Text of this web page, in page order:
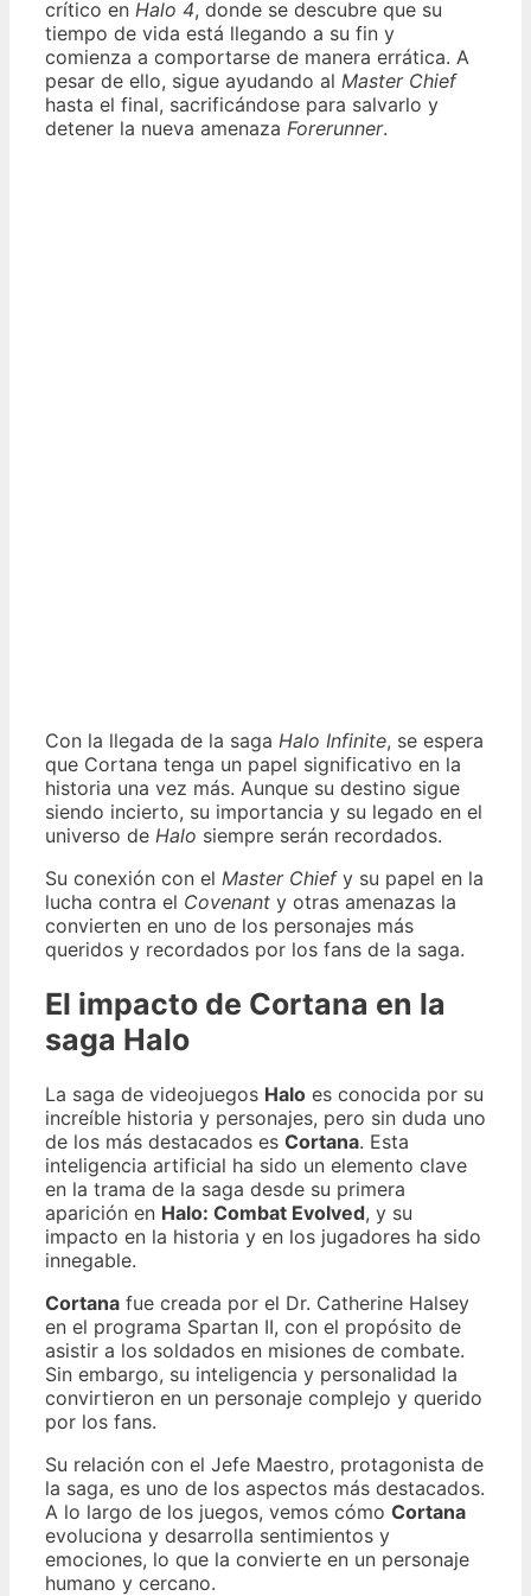
crítico en Halo 4, donde se descubre que su
tiempo de vida está llegando a su fin y
comienza a comportarse de manera errática. A
pesar de ello, sigue ayudando al Master Chief
hasta el final, sacrificándose para salvarlo y
detener la nueva amenaza Forerunner.
Con la llegada de la saga Halo Infinite, se espera
que Cortana tenga un papel significativo en la
historia una vez más. Aunque su destino sigue
siendo incierto, su importancia y su legado en el
universo de Halo siempre serán recordados.
Su conexión con el Master Chiefy su papel en la
lucha contra el Covenant y otras amenazas la
convierten en uno de los personajes más
queridos y recordados por los fans de la saga.
El impacto de Cortana en la
saga Halo
La saga de videojuegos Halo es conocida por su
increíble historia y personajes, pero sin duda uno
de los más destacados es Cortana. Esta
inteligencia artificial ha sido un elemento clave
en la trama de la saga desde su primera
aparición en Halo: Combat Evolved, y su
impacto en la historia y en los jugadores ha sido
innegable.
Cortana fue creada por el Dr. Catherine Halsey
en el programa Spartan II, con el propósito de
asistir a los soldados en misiones de combate.
Sin embargo, su inteligencia y personalidad la
convirtieron en un personaje complejo y querido
por los fans.
Su relación con el Jefe Maestro, protagonista de
la saga, es uno de los aspectos más destacados.
A lo largo de los juegos, vemos cómo Cortana
evoluciona y desarrolla sentimientos y
emociones, lo que la convierte en un personaje
humano y cercano.